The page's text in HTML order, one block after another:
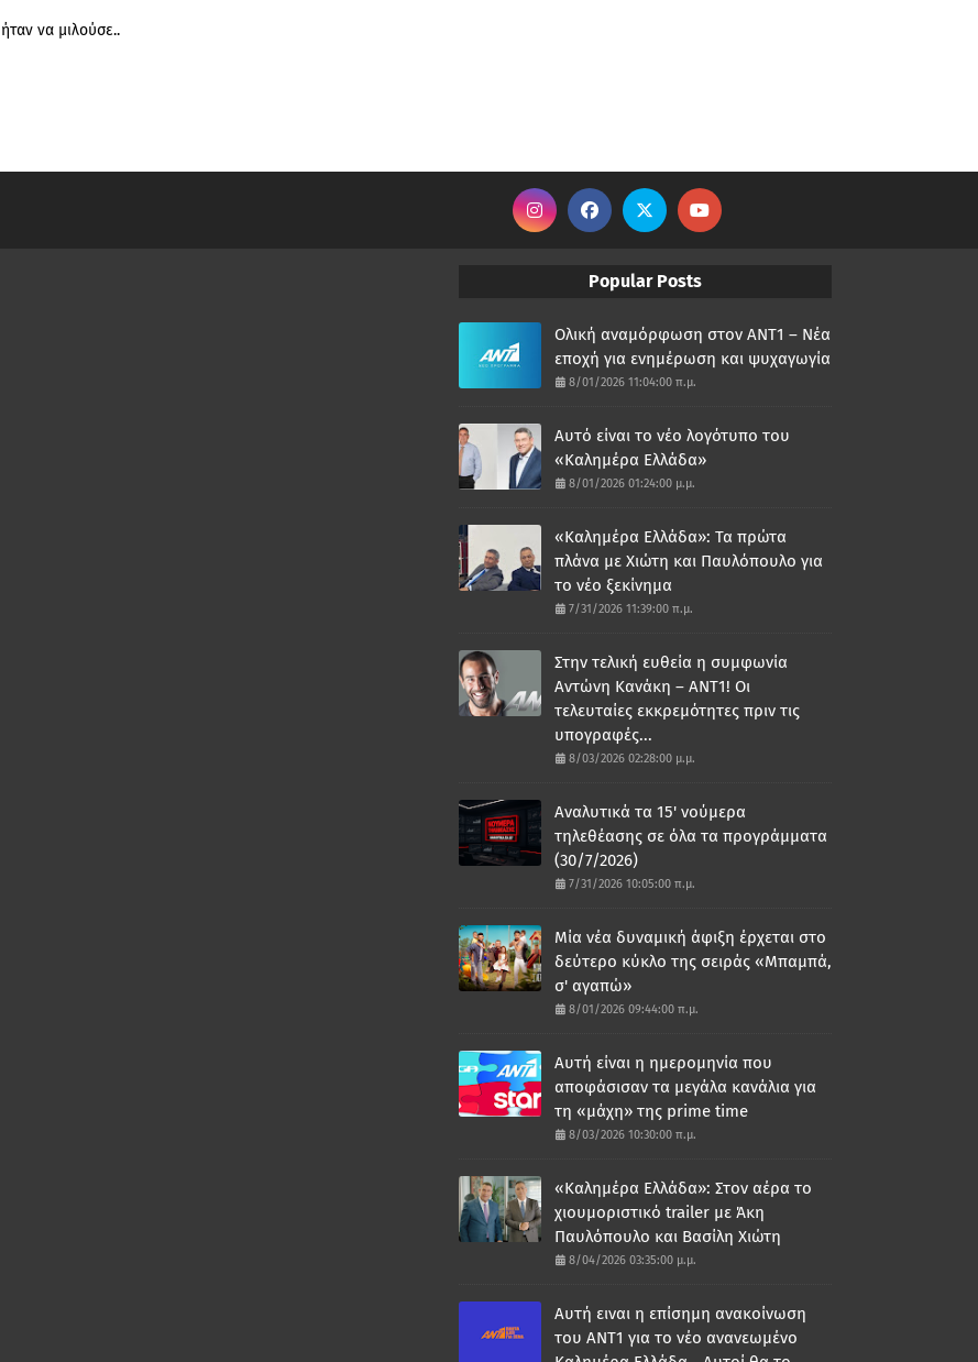
να μιλούσε..
Popular Posts
Ολική αναμόρφωση στον ΑΝΤ1 – Νέα
εποχή για ενημέρωση και ψυχαγωγία
8/01/2026 11:04:00 π.μ.
Αυτό είναι το νέο λογότυπο του
«Καλημέρα Ελλάδα»
8/01/2026 01:24:00 μ.μ.
«Καλημέρα Ελλάδα»: Τα πρώτα
πλάνα με Χιώτη και Παυλόπουλο για
το νέο ξεκίνημα
7/31/2026 11:39:00 π.μ.
Στην τελική ευθεία η συμφωνία
Αντώνη Κανάκη – ΑΝΤ1! Οι
τελευταίες εκκρεμότητες πριν τις
υπογραφές...
8/03/2026 02:28:00 μ.μ.
Αναλυτικά τα 15' νούμερα
τηλεθέασης σε όλα τα προγράμματα
(30/7/2026)
7/31/2026 10:05:00 π.μ.
Μία νέα δυναμική άφιξη έρχεται στο
δεύτερο κύκλο της σειράς «Μπαμπά,
σ' αγαπώ»
8/01/2026 09:44:00 π.μ.
Αυτή είναι η ημερομηνία που
αποφάσισαν τα μεγάλα κανάλια για
τη «μάχη» της prime time
8/03/2026 10:30:00 π.μ.
«Καλημέρα Ελλάδα»: Στον αέρα το
χιουμοριστικό trailer με Άκη
Παυλόπουλο και Βασίλη Χιώτη
8/04/2026 03:35:00 μ.μ.
Αυτή ειναι η επίσημη ανακοίνωση
του ΑΝΤ1 για το νέο ανανεωμένο